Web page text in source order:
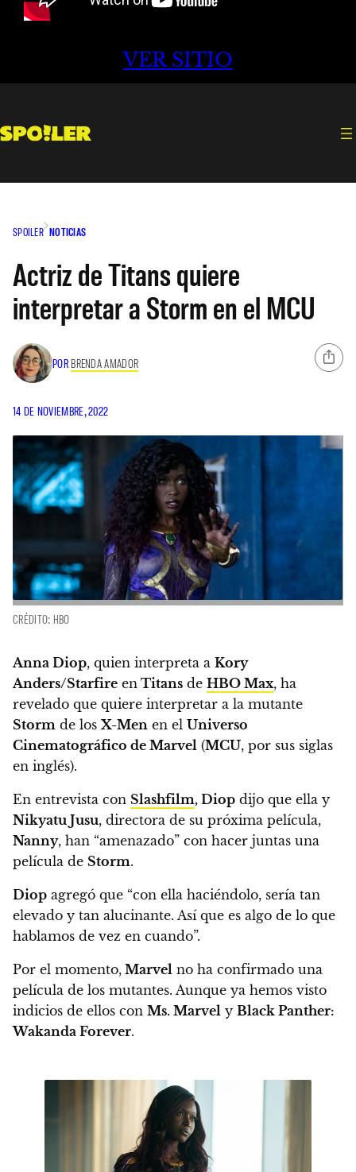
VER SITIO
SPOILER NOTICIAS
Actriz de Titans quiere
interpretar a Storm en el MCU
POR BRENDA AMADOR
14 DE NOVIEMBRE, 2022
CRÉDITO: HBO
Anna Diop, quien interpreta a Kory
Anders/Starfire en Titans de HBO Max, ha
revelado que quiere interpretar a la mutante
Storm de los X-Men en el Universo
Cinematográfico de Marvel (MCU, por sus siglas
en inglés).
En entrevista con Slashfilm, Diop dijo que ella y
Nikyatu Jusu, directora de su próxima película,
Nanny, han “amenazado” con hacer juntas una
película de Storm.
Diop agregó que “con ella haciéndolo, sería tan
elevado y tan alucinante. Así que es algo de lo que
hablamos de vez en cuando”.
Por el momento, Marvel no ha confirmado una
película de los mutantes. Aunque ya hemos visto
indicios de ellos con Ms. Marvel y Black Panther:
Wakanda Forever.